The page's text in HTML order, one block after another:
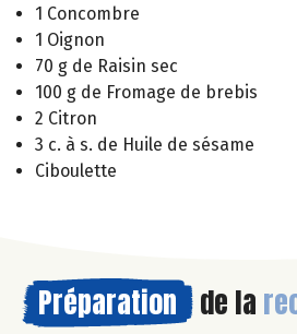
1 Concombre
1 Oignon
70 g de Raisin sec
100 g de Fromage de brebis
2 Citron
3 c. à s. de Huile de sésame
Ciboulette
Préparation de la